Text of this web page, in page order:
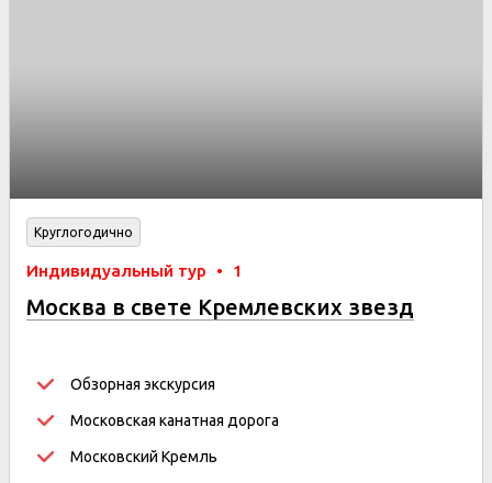
Круглогодично
Индивидуальный тур • 1
Москва в свете Кремлевских звезд
Обзорная экскурсия
Московская канатная дорога
Московский Кремль